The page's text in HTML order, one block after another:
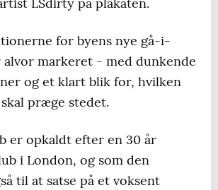
for byens nye gå-i-
markeret - med dunkende
og et klart blik for, hvilken
præge stedet.
er opkaldt efter en 30 år
i London, og som den
til at satse på et voksent